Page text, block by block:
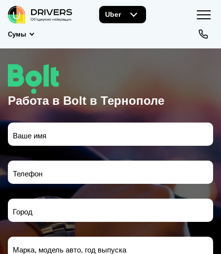
Uber
Сумы
Работа в Bolt в Тернополе
Ваше имя
Телефон
Город
Марка, модель авто, год выпуска